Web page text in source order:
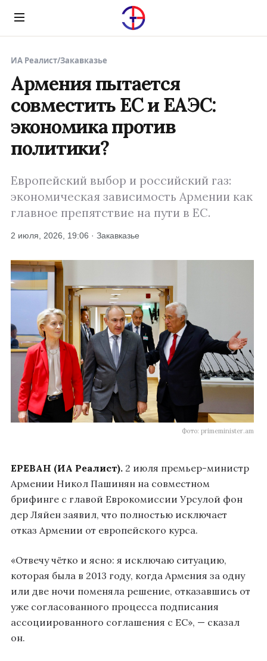
Menu
ИА Реалист/Закавказье
Армения пытается
совместить ЕС и ЕАЭС:
экономика против
политики?
Европейский выбор и российский газ:
экономическая зависимость Армении как
главное препятствие на пути в ЕС.
2 июля, 2026, 19:06 · Закавказье
Фото: primeminister.am
ЕРЕВАН (ИА Реалист). 2 июля премьер-министр
Армении Никол Пашинян на совместном
брифинге с главой Еврокомиссии Урсулой фон
дер Ляйен заявил, что полностью исключает
отказ Армении от европейского курса.
«Отвечу чётко и ясно: я исключаю ситуацию,
которая была в 2013 году, когда Армения за одну
или две ночи поменяла решение, отказавшись от
уже согласованного процесса подписания
ассоциированного соглашения с ЕС», — сказал
он.